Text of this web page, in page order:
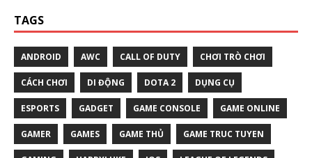
TAGS
ANDROID AWC CALL OF DUTY CHƠI TRÒ CHƠI
CÁCH CHƠI DI ĐỘNG DOTA 2 DỤNG CỤ
ESPORTS GADGET GAME CONSOLE GAME ONLINE
GAMER GAMES GAME THỦ GAME TRUC TUYEN